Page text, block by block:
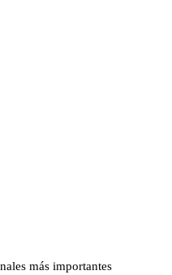
más importantes